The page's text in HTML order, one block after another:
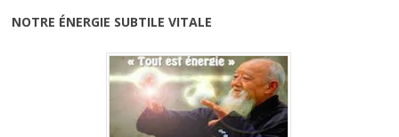
NOTRE ÉNERGIE SUBTILE VITALE